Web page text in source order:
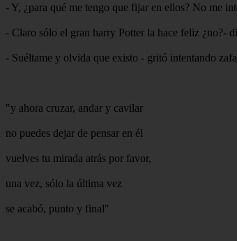
- Y, ¿para qué me tengo que fijar en ellos? No me
- Claro sólo el gran harry Potter la hace feliz ¿no?-
- Suéltame y olvida que existo - gritó intentando
"y ahora cruzar, andar y cavilar
no puedes dejar de pensar en él
vuelves tu mirada atrás por favor,
una vez, sólo la última vez
se acabó, punto y final"